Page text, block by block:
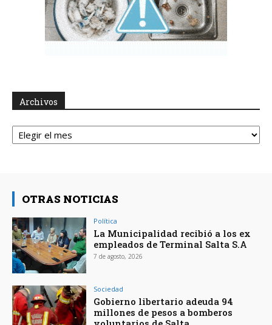
Archivos
Archivos
OTRAS NOTICIAS
Política
La Municipalidad recibió a los ex
empleados de Terminal Salta S.A
7 de agosto, 2026
Sociedad
Gobierno libertario adeuda 94
millones de pesos a bomberos